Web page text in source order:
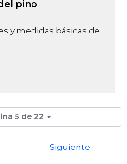
pino
y medidas básicas de
5 de 22
Siguiente